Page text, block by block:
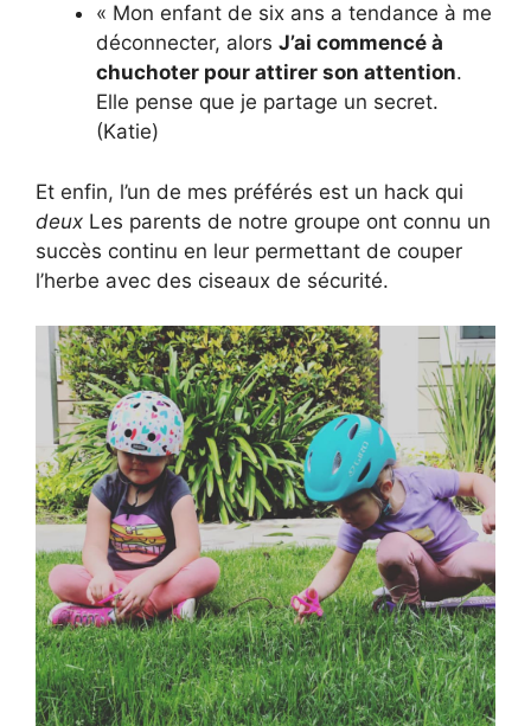
« Mon enfant de six ans a tendance à me
déconnecter, alors J’ai commencé à
chuchoter pour attirer son attention.
Elle pense que je partage un secret.
(Katie)
Et enfin, l’un de mes préférés est un hack qui
deux Les parents de notre groupe ont connu un
succès continu en leur permettant de couper
l’herbe avec des ciseaux de sécurité.